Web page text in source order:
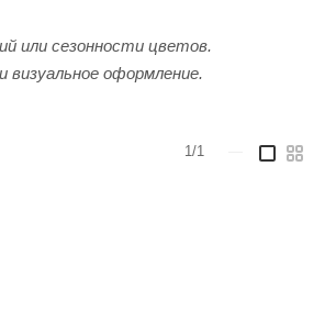
или сезонности цветов.
оформление.
1/1